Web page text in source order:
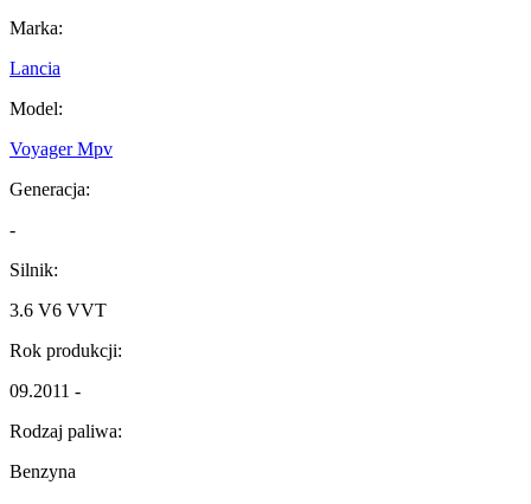
Marka:
Lancia
Model:
Voyager Mpv
Generacja:
-
Silnik:
3.6 V6 VVT
Rok produkcji:
09.2011 -
Rodzaj paliwa:
Benzyna